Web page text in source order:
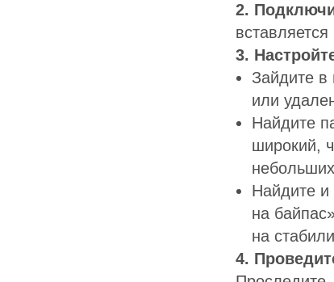
2.
вставляется
3.
Зайдите
или
Найдите
широкий,
Найдите и
на
на
4.